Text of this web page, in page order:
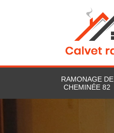
RAMONAGE DE
CHEMINÉE 82